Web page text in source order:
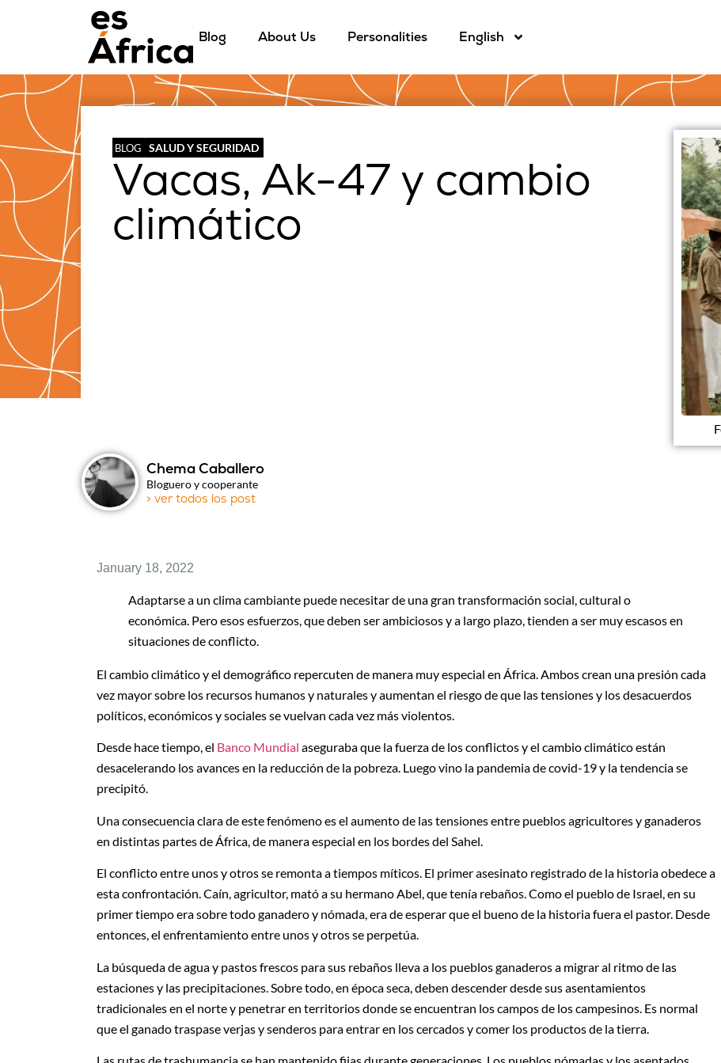
Blog About Us Personalities English
BLOG SALUD Y SEGURIDAD
Vacas, Ak-47 y cambio
climático
Chema Caballero
Bloguero y cooperante
> ver todos los post
January 18, 2022
Adaptarse a un clima cambiante puede necesitar de una gran transformación social, cultural o
económica. Pero esos esfuerzos, que deben ser ambiciosos y a largo plazo, tienden a ser muy escasos en
situaciones de conflicto.
El cambio climático y el demográfico repercuten de manera muy especial en África. Ambos crean una presión cada
vez mayor sobre los recursos humanos y naturales y aumentan el riesgo de que las tensiones y los desacuerdos
políticos, económicos y sociales se vuelvan cada vez más violentos.
Desde hace tiempo, el Banco Mundial aseguraba que la fuerza de los conflictos y el cambio climático están
desacelerando los avances en la reducción de la pobreza. Luego vino la pandemia de covid-19 y la tendencia se
precipitó.
Una consecuencia clara de este fenómeno es el aumento de las tensiones entre pueblos agricultores y ganaderos
en distintas partes de África, de manera especial en los bordes del Sahel.
El conflicto entre unos y otros se remonta a tiempos míticos. El primer asesinato registrado de la historia obedece a
esta confrontación. Caín, agricultor, mató a su hermano Abel, que tenía rebaños. Como el pueblo de Israel, en su
primer tiempo era sobre todo ganadero y nómada, era de esperar que el bueno de la historia fuera el pastor. Desde
entonces, el enfrentamiento entre unos y otros se perpetúa.
La búsqueda de agua y pastos frescos para sus rebaños lleva a los pueblos ganaderos a migrar al ritmo de las
estaciones y las precipitaciones. Sobre todo, en época seca, deben descender desde sus asentamientos
tradicionales en el norte y penetrar en territorios donde se encuentran los campos de los campesinos. Es normal
que el ganado traspase verjas y senderos para entrar en los cercados y comer los productos de la tierra.